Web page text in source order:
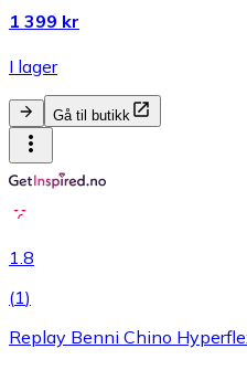
1 399 kr
I lager
Gå til butikk
1.8
(1)
Replay Benni Chino